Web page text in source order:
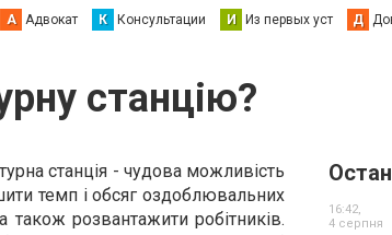
А Адвокат К Консультации И Из первых уст Д
станцію?
станція - чудова можливість
темп і обсяг оздоблювальних
також розвантажити робітників.
16:42,
4 серпня